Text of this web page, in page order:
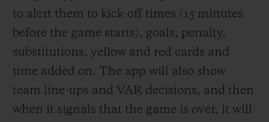
to alert them to kick-off times (15 minutes
before the game starts), goals, penalty,
substitutions, yellow and red cards and
time added on. The app will also show
team line-ups and VAR decisions, and then
when it signals that the game is over, it will